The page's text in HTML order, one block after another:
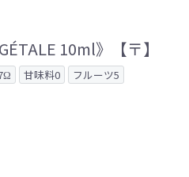
10ml》【〒】
甘味料0
フルーツ5